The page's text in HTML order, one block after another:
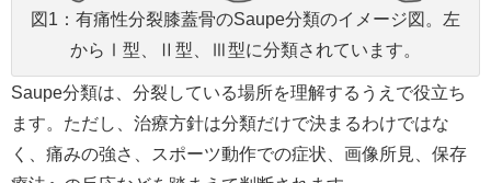
図1：有痛性分裂膝蓋骨のSaupe分類のイメージ図。左
からⅠ型、Ⅱ型、Ⅲ型に分類されています。
Saupe分類は、分裂している場所を理解するうえで役立ち
ます。ただし、治療方針は分類だけで決まるわけではな
く、痛みの強さ、スポーツ動作での症状、画像所見、保存